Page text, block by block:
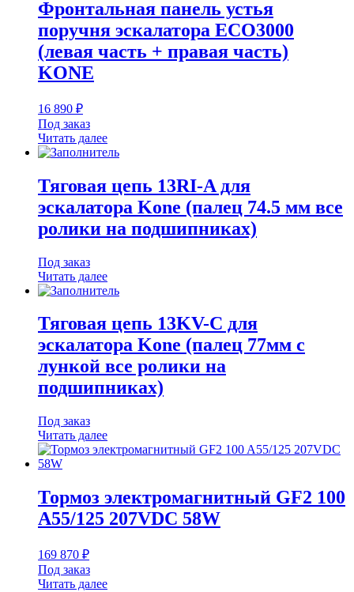
Фронтальная панель устья
поручня эскалатора ECO3000
(левая часть + правая часть)
KONE
16 890 ₽
Под заказ
Читать далее
Тяговая цепь 13RI-A для
эскалатора Kone (палец 74.5 мм все
ролики на подшипниках)
Под заказ
Читать далее
Тяговая цепь 13KV-C для
эскалатора Kone (палец 77мм с
лункой все ролики на
подшипниках)
Под заказ
Читать далее
Тормоз электромагнитный GF2 100
A55/125 207VDC 58W
169 870 ₽
Под заказ
Читать далее